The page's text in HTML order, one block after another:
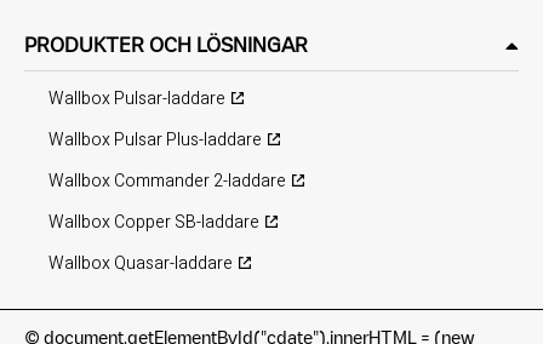
PRODUKTER OCH LÖSNINGAR
Wallbox Pulsar-laddare
Wallbox Pulsar Plus-laddare
Wallbox Commander 2-laddare
Wallbox Copper SB-laddare
Wallbox Quasar-laddare
© document.getElementById("cdate").innerHTML = (new